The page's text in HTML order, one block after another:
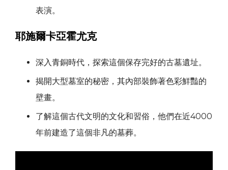
表演。
耶施爾卡亞霍尤克
深入青銅時代，探索這個保存完好的古墓遺址。
揭開大型墓室的秘密，其內部裝飾著色彩鮮豔的
壁畫。
了解這個古代文明的文化和習俗，他們在近4000
年前建造了這個非凡的墓葬。